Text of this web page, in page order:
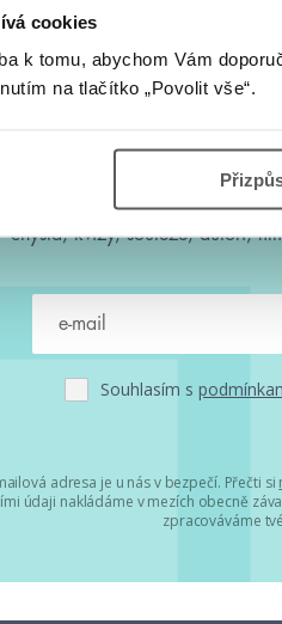
cookies
k tomu, abychom Vám
na tlačítko „Povolit vše“.
kolem #youngadult každý
chystá, kvízy, soutěže, autoři,
Souhlasím s
adresa je u nás v bezpečí. Přečti si
údaji nakládáme v mezích obecně
zpracováváme